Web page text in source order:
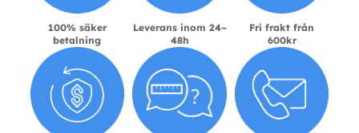
100% säker
betalning
Leverans inom 24–
48h
Fri frakt från
600kr